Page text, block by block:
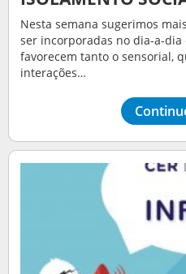
Nesta semana sugerimos
ser incorporadas no dia-a-dia
favorecem tanto o sensorial,
interações…